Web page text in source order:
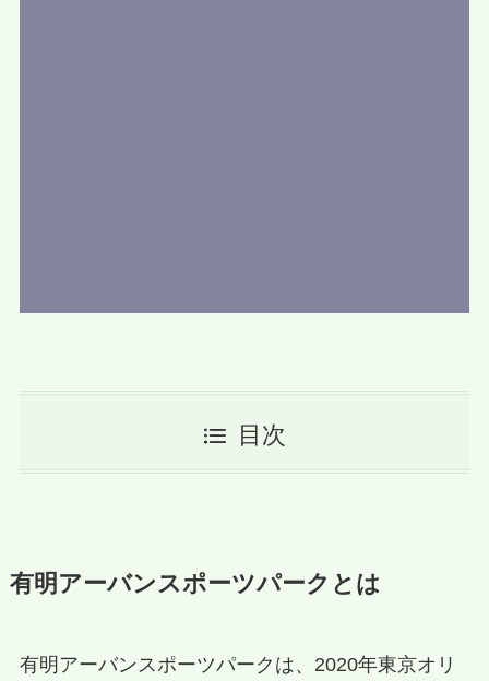
目次
有明アーバンスポーツパークとは
有明アーバンスポーツパークは、2020年東京オリ